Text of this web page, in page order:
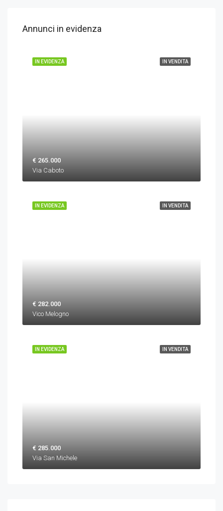
Annunci in evidenza
IN VENDITA
IN EVIDENZA
€ 265.000
Via Caboto
IN VENDITA
IN EVIDENZA
€ 282.000
Vico Melogno
IN VENDITA
IN EVIDENZA
€ 285.000
Via San Michele